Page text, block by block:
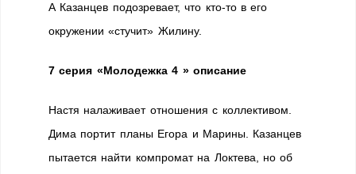
А Казанцев подозревает, что кто-то в его
окружении «стучит» Жилину.
7 серия «Молодежка 4 » описание
Настя налаживает отношения с коллективом.
Дима портит планы Егора и Марины. Казанцев
пытается найти компромат на Локтева, но об